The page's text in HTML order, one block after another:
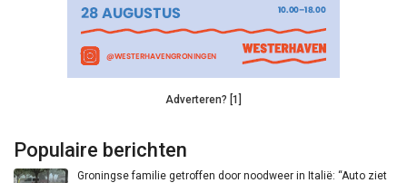
Adverteren? [1]
Populaire berichten
Groningse familie getroffen door noodweer in Italië: “Auto ziet